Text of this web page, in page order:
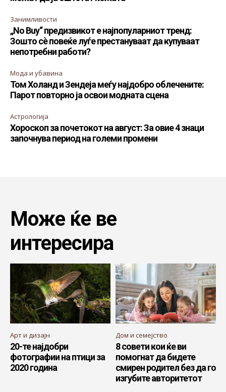
Занимливости
„No Buy“ предизвикот е најпопуларниот тренд:
Зошто сè повеќе луѓе престануваат да купуваат
непотребни работи?
Мода и убавина
Том Холанд и Зендеја меѓу најдобро облечените:
Парот повторно ја освои модната сцена
Астрологија
Хороскоп за почетокот на август: За овие 4 знаци
започнува период на големи промени
Може ќе ве
интересира
Арт и дизајн
20-те најдобри
фотографии на птици за
2020 година
Дом и семејство
8 совети кои ќе ви
помогнат да бидете
смирен родител без да го
изгубите авторитетот